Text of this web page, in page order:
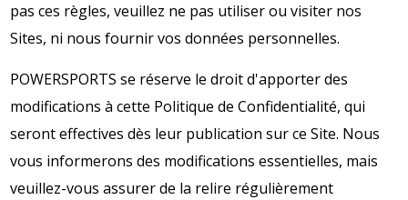
pas ces règles, veuillez ne pas utiliser ou visiter nos
Sites, ni nous fournir vos données personnelles.
POWERSPORTS se réserve le droit d'apporter des
modifications à cette Politique de Confidentialité, qui
seront effectives dès leur publication sur ce Site. Nous
vous informerons des modifications essentielles, mais
veuillez-vous assurer de la relire régulièrement